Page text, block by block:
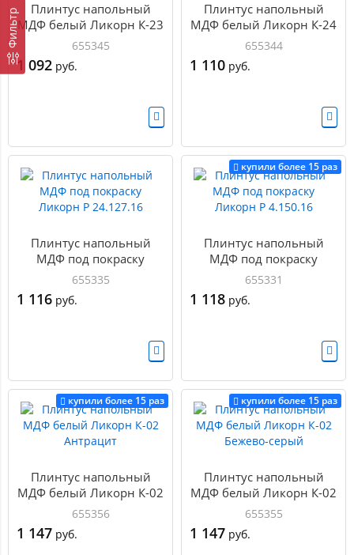
Фильтр
Плинтус напольный
МДФ белый Ликорн К-23
655345
1 092 руб.
Плинтус напольный
МДФ белый Ликорн К-24
655344
1 110 руб.
Плинтус напольный
МДФ под покраску
Ликорн Р 24.127.16
655335
1 116 руб.
купили более 15 раз
Плинтус напольный
МДФ под покраску
Ликорн Р 4.150.16
655331
1 118 руб.
купили более 15 раз
Плинтус напольный
МДФ белый Ликорн К-02
Антрацит
655356
1 147 руб.
купили более 15 раз
Плинтус напольный
МДФ белый Ликорн К-02
Бежево-серый
655355
1 147 руб.